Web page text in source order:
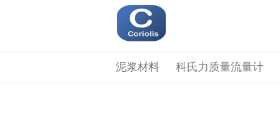
泥浆材料 科氏力质量流量计